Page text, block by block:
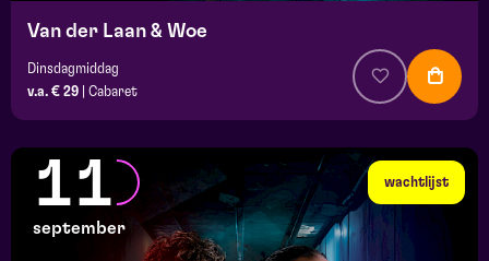
Van der Laan & Woe
Dinsdagmiddag
v.a. € 29
Cabaret
wachtlijst
11
september